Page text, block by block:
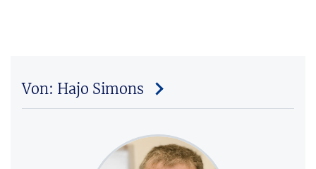
Von: Hajo Simons